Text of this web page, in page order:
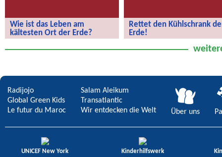
Wie ist das Leben am
kältesten Ort der Erde?
der Erde?
Rettet den Kühlschrank
Erde!
Radijojo
Global Green Kids
Le futur du Maroc
Salam Aleikum
Transatlantic
Wir entdecken die Welt
Über uns
UNICEF New York
Kinderhilfswerk